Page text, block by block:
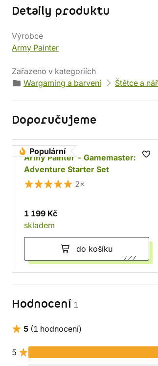
Detaily produktu
Výrobce
Army Painter
Zařazeno v kategoriích
Wargaming a barvení
Štětce a
Doporučujeme
Populární
Army Painter - Gamemaster:
Adventure Starter Set
2×
1 199 Kč
skladem
do košíku
Hodnocení 1
5 (1 hodnocení)
5